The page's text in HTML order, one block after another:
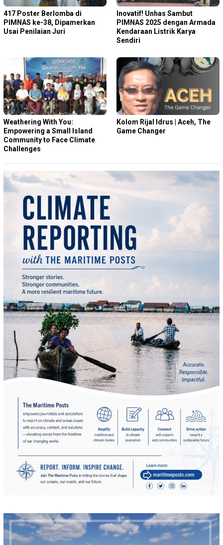
417 Poster Berlomba di
PIMNAS ke-38, Dipamerkan
Usai Penilaian Juri
Inovatif! Unhas Sambut
PIMNAS 2025 dengan Armada
Kendaraan Listrik Karya
Sendiri
Weathering With You:
Empowering a Small Island
Community to Face Climate
Challenges
Kolom Rijal Idrus | Aceh, The
Game Changer